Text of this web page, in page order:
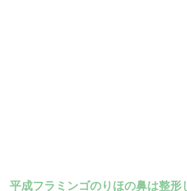
平成フラミンゴのりほの鼻は整形